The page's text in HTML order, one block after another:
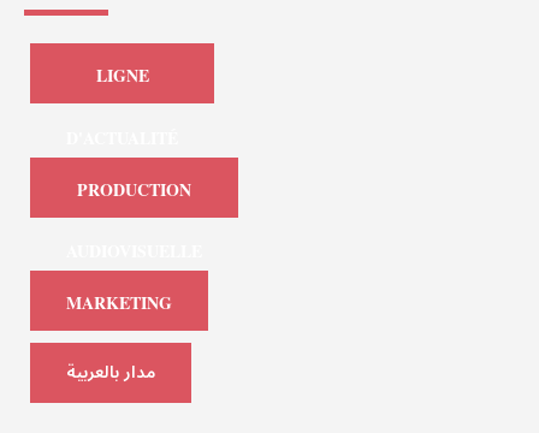
LIGNE
PRODUCTION
MARKETING
مدار بالعربية